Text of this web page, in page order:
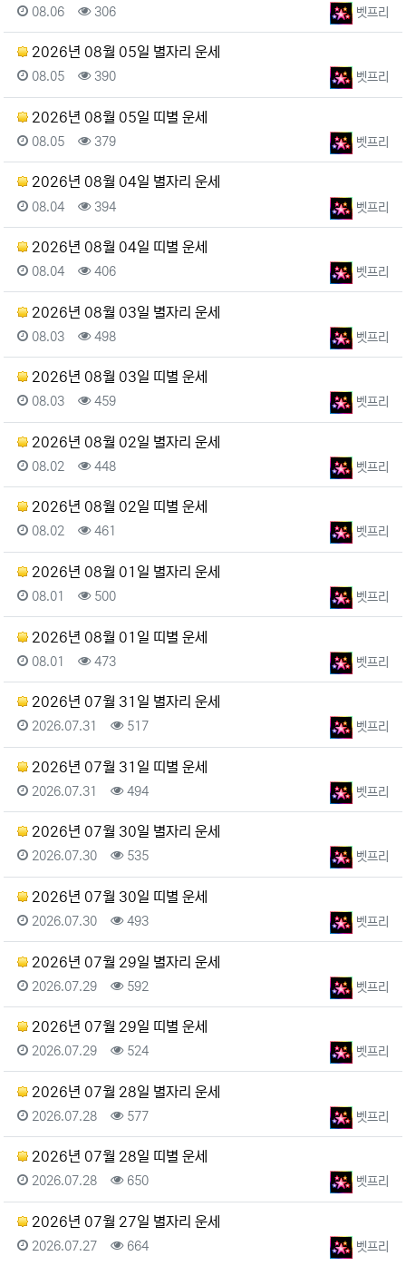
등록자벳프리
등록일
08.06 조회
306
2026년 08월 05일 별자리 운세
등록자벳프리
등록일
08.05 조회
390
2026년 08월 05일 띠별 운세
등록자벳프리
등록일
08.05 조회
379
2026년 08월 04일 별자리 운세
등록자벳프리
등록일
08.04 조회
394
2026년 08월 04일 띠별 운세
등록자벳프리
등록일
08.04 조회
406
2026년 08월 03일 별자리 운세
등록자벳프리
등록일
08.03 조회
498
2026년 08월 03일 띠별 운세
등록자벳프리
등록일
08.03 조회
459
2026년 08월 02일 별자리 운세
등록자벳프리
등록일
08.02 조회
448
2026년 08월 02일 띠별 운세
등록자벳프리
등록일
08.02 조회
461
2026년 08월 01일 별자리 운세
등록자벳프리
등록일
08.01 조회
500
2026년 08월 01일 띠별 운세
등록자벳프리
등록일
08.01 조회
473
2026년 07월 31일 별자리 운세
등록자벳프리
등록일
2026.07.31 조회
517
2026년 07월 31일 띠별 운세
등록자벳프리
등록일
2026.07.31 조회
494
2026년 07월 30일 별자리 운세
등록자벳프리
등록일
2026.07.30 조회
535
2026년 07월 30일 띠별 운세
등록자벳프리
등록일
2026.07.30 조회
493
2026년 07월 29일 별자리 운세
등록자벳프리
등록일
2026.07.29 조회
592
2026년 07월 29일 띠별 운세
등록자벳프리
등록일
2026.07.29 조회
524
2026년 07월 28일 별자리 운세
등록자벳프리
등록일
2026.07.28 조회
577
2026년 07월 28일 띠별 운세
등록자벳프리
등록일
2026.07.28 조회
650
2026년 07월 27일 별자리 운세
등록자벳프리
등록일
2026.07.27 조회
664